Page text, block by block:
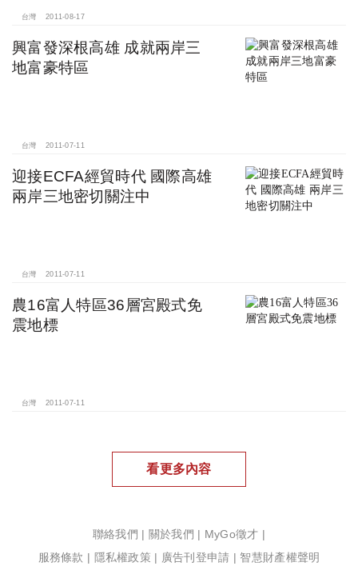
台灣 2011-08-17
興富發深根高雄 成就兩岸三
地富豪特區
台灣 2011-07-11
迎接ECFA經貿時代 國際高雄
兩岸三地密切關注中
台灣 2011-07-11
農16富人特區36層宮殿式免
震地標
台灣 2011-07-11
看更多內容
聯絡我們 關於我們 MyGo徵才
服務條款
隱私權政策 廣告刊登申請
智慧財產權聲明